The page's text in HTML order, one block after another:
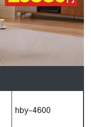
hby-4600